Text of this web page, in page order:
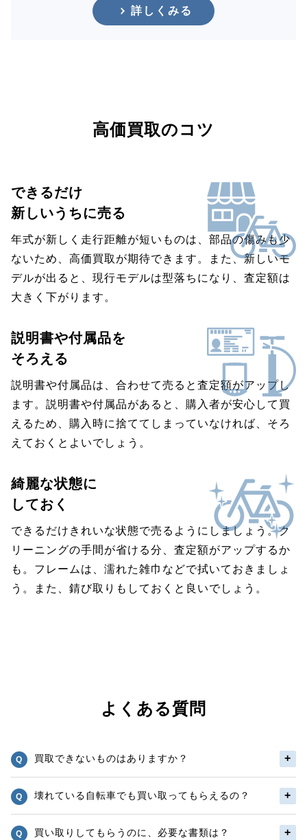
詳しくみる
高価買取のコツ
できるだけ
新しいうちに売る
年式が新しく走行距離が短いものは、部品の傷みも少
ないため、高価買取が期待できます。また、新しいモ
デルが出ると、現行モデルは型落ちになり、査定額は
大きく下がります。
説明書や付属品を
そろえる
説明書や付属品は、合わせて売ると査定額がアップし
ます。説明書や付属品があると、購入者が安心して買
えるため、購入時に捨ててしまっていなければ、そろ
えておくとよいでしょう。
綺麗な状態に
しておく
できるだけきれいな状態で売るようにしましょう。ク
リーニングの手間が省ける分、査定額がアップするか
も。フレームは、濡れた雑巾などで拭いておきましょ
う。また、錆び取りもしておくと良いでしょう。
よくある質問
買取できないものはありますか？
壊れている自転車でも買い取ってもらえるの？
買い取りしてもらうのに、必要な書類は？